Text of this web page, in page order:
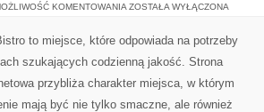
KOMENTOWANIA TECHNIKI
ZOSTAŁA WYŁĄCZONA
to miejsce, które odpowiada na potrzeby
szukających codzienną jakość. Strona
przybliża charakter miejsca, w którym
mają być nie tylko smaczne, ale również